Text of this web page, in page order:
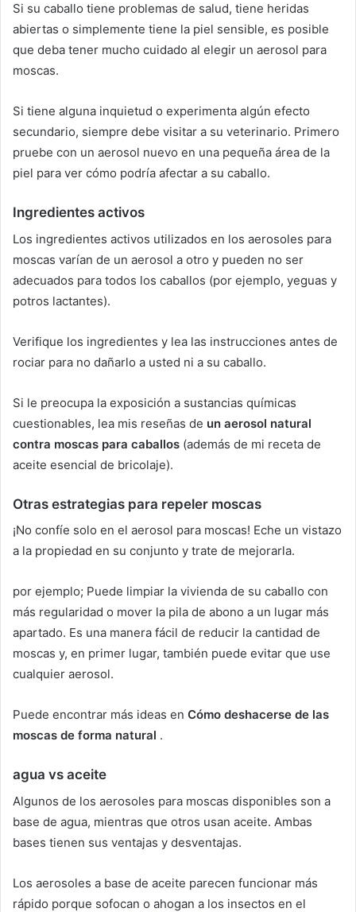
Si su caballo tiene problemas de salud, tiene heridas
abiertas o simplemente tiene la piel sensible, es posible
que deba tener mucho cuidado al elegir un aerosol para
moscas.
Si tiene alguna inquietud o experimenta algún efecto
secundario, siempre debe visitar a su veterinario. Primero
pruebe con un aerosol nuevo en una pequeña área de la
piel para ver cómo podría afectar a su caballo.
Ingredientes activos
Los ingredientes activos utilizados en los aerosoles para
moscas varían de un aerosol a otro y pueden no ser
adecuados para todos los caballos (por ejemplo, yeguas y
potros lactantes).
Verifique los ingredientes y lea las instrucciones antes de
rociar para no dañarlo a usted ni a su caballo.
Si le preocupa la exposición a sustancias químicas
cuestionables, lea mis reseñas de un aerosol natural
contra moscas para caballos (además de mi receta de
aceite esencial de bricolaje).
Otras estrategias para repeler moscas
¡No confíe solo en el aerosol para moscas! Eche un vistazo
a la propiedad en su conjunto y trate de mejorarla.
por ejemplo; Puede limpiar la vivienda de su caballo con
más regularidad o mover la pila de abono a un lugar más
apartado. Es una manera fácil de reducir la cantidad de
moscas y, en primer lugar, también puede evitar que use
cualquier aerosol.
Puede encontrar más ideas en Cómo deshacerse de las
moscas de forma natural .
agua vs aceite
Algunos de los aerosoles para moscas disponibles son a
base de agua, mientras que otros usan aceite. Ambas
bases tienen sus ventajas y desventajas.
Los aerosoles a base de aceite parecen funcionar más
rápido porque sofocan o ahogan a los insectos en el